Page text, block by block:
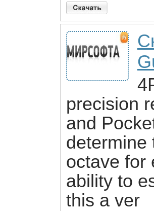
precision
and
determine
octave for
ability to
this a ver